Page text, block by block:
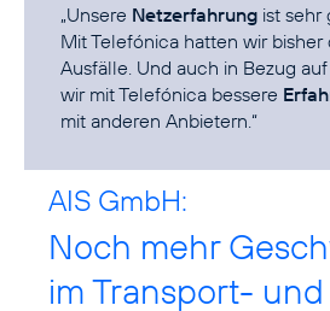
„Unsere Netzerfahrung ist sehr
Mit Telefónica hatten wir bisher
Ausfälle. Und auch in Bezug
wir mit Telefónica bessere
mit anderen Anbietern.“
AIS GmbH:
Noch mehr
im Transport- und